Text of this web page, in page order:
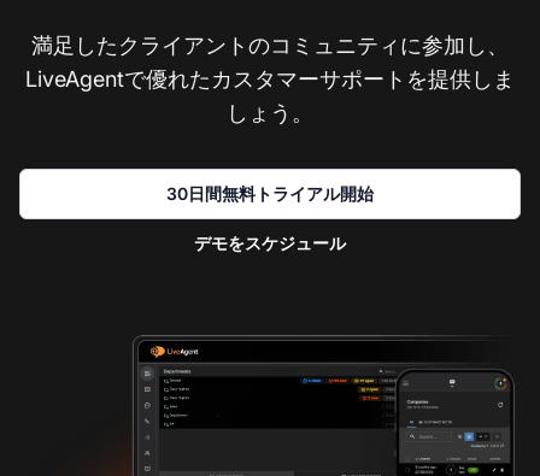
満足したクライアントのコミュニティに参加し、
LiveAgentで優れたカスタマーサポートを提供しま
しょう。
30日間無料トライアル開始
デモをスケジュール